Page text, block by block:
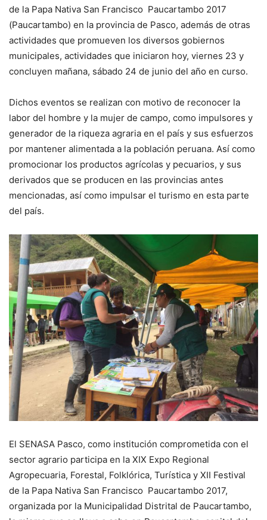
de la Papa Nativa San Francisco Paucartambo 2017
(Paucartambo) en la provincia de Pasco, además de otras
actividades que promueven los diversos gobiernos
municipales, actividades que iniciaron hoy, viernes 23 y
concluyen mañana, sábado 24 de junio del año en curso.
Dichos eventos se realizan con motivo de reconocer la
labor del hombre y la mujer de campo, como impulsores y
generador de la riqueza agraria en el país y sus esfuerzos
por mantener alimentada a la población peruana. Así como
promocionar los productos agrícolas y pecuarios, y sus
derivados que se producen en las provincias antes
mencionadas, así como impulsar el turismo en esta parte
del país.
El SENASA Pasco, como institución comprometida con el
sector agrario participa en la XIX Expo Regional
Agropecuaria, Forestal, Folklórica, Turística y XII Festival
de la Papa Nativa San Francisco Paucartambo 2017,
organizada por la Municipalidad Distrital de Paucartambo,